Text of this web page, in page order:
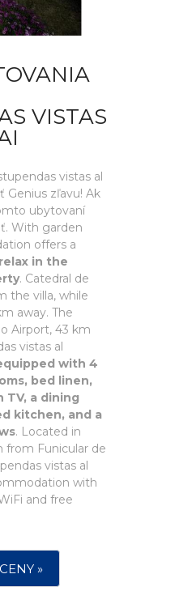
VISTAS
vistas al
Genius zľavu! Ak
ubytovaní
With garden
offers a
in the
. Catedral de
the villa, while
away. The
Airport, 43 km
vistas al
with 4
bed linen,
TV, a dining
kitchen, and a
. Located in
from Funicular de
vistas al
with
and free
»